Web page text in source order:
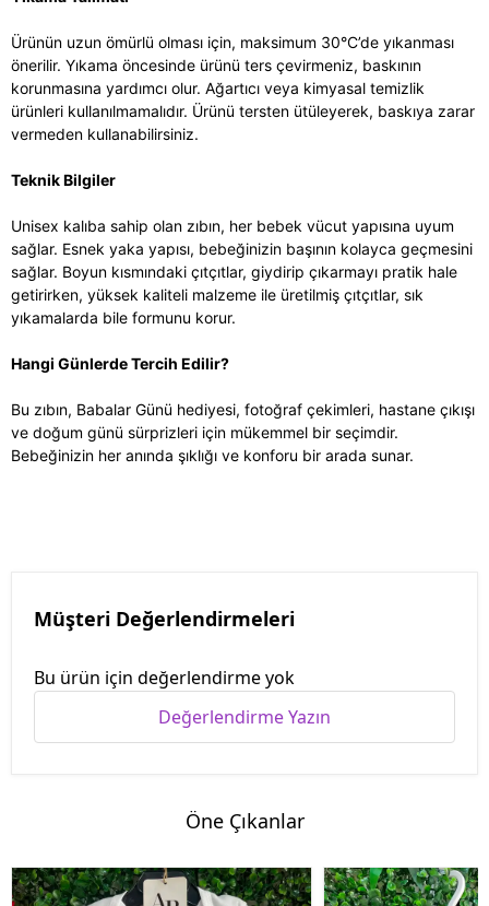
Ürünün uzun ömürlü olması için, maksimum 30°C’de yıkanması
önerilir. Yıkama öncesinde ürünü ters çevirmeniz, baskının
korunmasına yardımcı olur. Ağartıcı veya kimyasal temizlik
ürünleri kullanılmamalıdır. Ürünü tersten ütüleyerek, baskıya zarar
vermeden kullanabilirsiniz.
Teknik Bilgiler
Unisex kalıba sahip olan zıbın, her bebek vücut yapısına uyum
sağlar. Esnek yaka yapısı, bebeğinizin başının kolayca geçmesini
sağlar. Boyun kısmındaki çıtçıtlar, giydirip çıkarmayı pratik hale
getirirken, yüksek kaliteli malzeme ile üretilmiş çıtçıtlar, sık
yıkamalarda bile formunu korur.
Hangi Günlerde Tercih Edilir?
Bu zıbın, Babalar Günü hediyesi, fotoğraf çekimleri, hastane çıkışı
ve doğum günü sürprizleri için mükemmel bir seçimdir.
Bebeğinizin her anında şıklığı ve konforu bir arada sunar.
Müşteri Değerlendirmeleri
Bu ürün için değerlendirme yok
Değerlendirme Yazın
Öne Çıkanlar